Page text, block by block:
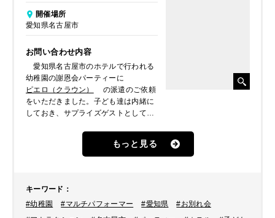
開催場所
愛知県名古屋市
お問い合わせ内容
愛知県名古屋市のホテルで行われる
幼稚園の謝恩会パーティーに
ピエロ（クラウン）
の派遣のご依頼
をいただきました。子ども達は内緒に
しておき、サプライズゲストとして驚
もっと見る
キーワード ：
#幼稚園
#マルチパフォーマー #愛知県
#お別れ会